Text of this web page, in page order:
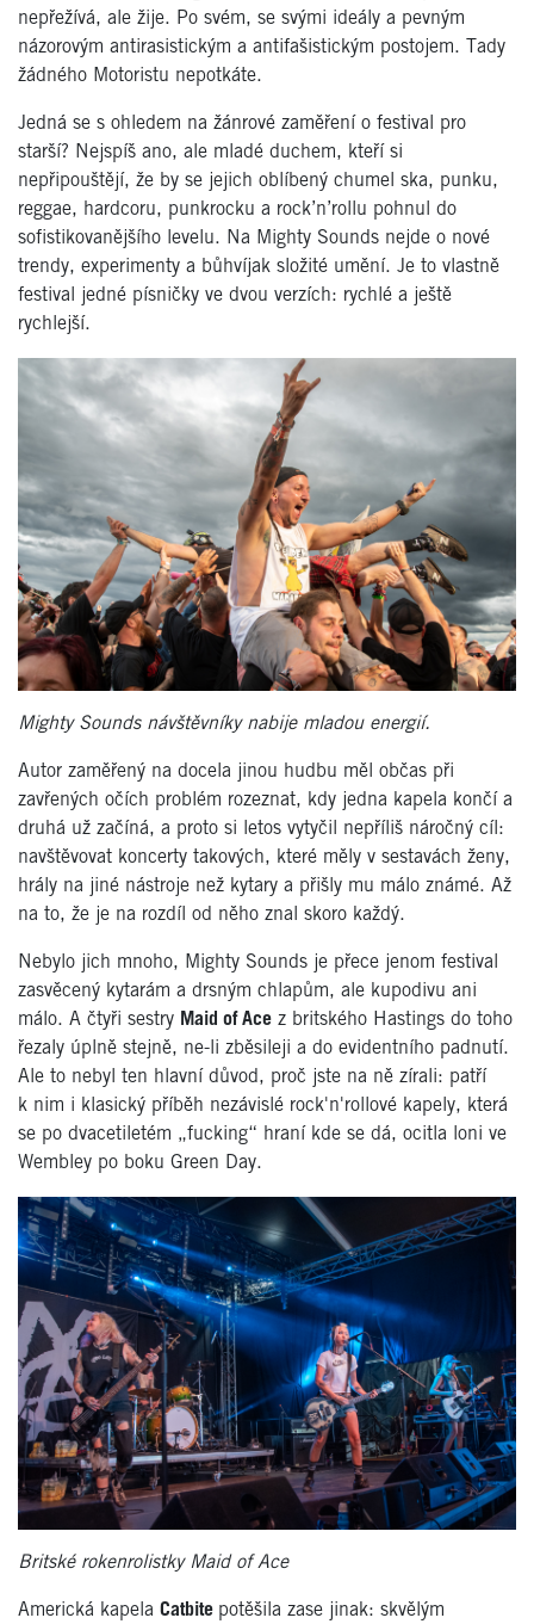
nepřežívá, ale žije. Po svém, se svými ideály a pevným
názorovým antirasistickým a antifašistickým postojem. Tady
žádného Motoristu nepotkáte.
Jedná se s ohledem na žánrové zaměření o festival pro
starší? Nejspíš ano, ale mladé duchem, kteří si
nepřipouštějí, že by se jejich oblíbený chumel ska, punku,
reggae, hardcoru, punkrocku a rock’n’rollu pohnul do
sofistikovanějšího levelu. Na Mighty Sounds nejde o nové
trendy, experimenty a bůhvíjak složité umění. Je to vlastně
festival jedné písničky ve dvou verzích: rychlé a ještě
rychlejší.
Mighty Sounds návštěvníky nabije mladou energií.
Autor zaměřený na docela jinou hudbu měl občas při
zavřených očích problém rozeznat, kdy jedna kapela končí a
druhá už začíná, a proto si letos vytyčil nepříliš náročný cíl:
navštěvovat koncerty takových, které měly v sestavách ženy,
hrály na jiné nástroje než kytary a přišly mu málo známé. Až
na to, že je na rozdíl od něho znal skoro každý.
Nebylo jich mnoho, Mighty Sounds je přece jenom festival
zasvěcený kytarám a drsným chlapům, ale kupodivu ani
málo. A čtyři sestry Maid of Ace z britského Hastings do toho
řezaly úplně stejně, ne-li zběsileji a do evidentního padnutí.
Ale to nebyl ten hlavní důvod, proč jste na ně zírali: patří
k nim i klasický příběh nezávislé rock'n'rollové kapely, která
se po dvacetiletém „fucking“ hraní kde se dá, ocitla loni ve
Wembley po boku Green Day.
Britské rokenrolistky Maid of Ace
Americká kapela Catbite potěšila zase jinak: skvělým